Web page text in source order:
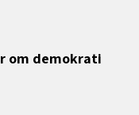
om demokrati